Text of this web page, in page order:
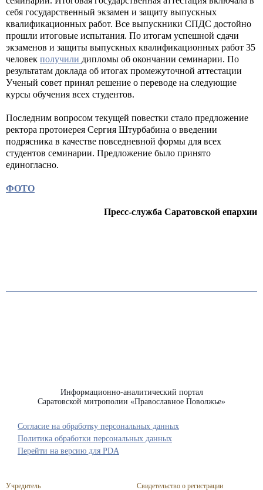
себя государственный экзамен и защиту выпускных
квалификационных работ. Все выпускники СПДС достойно
прошли итоговые испытания. По итогам успешной сдачи
экзаменов и защиты выпускных квалификационных работ 35
человек получили дипломы об окончании семинарии. По
результатам доклада об итогах промежуточной аттестации
Ученый совет принял решение о переводе на следующие
курсы обучения всех студентов.
Последним вопросом текущей повестки стало предложение
ректора протоиерея Сергия Штурбабина о введении
подрясника в качестве повседневной формы для всех
студентов семинарии. Предложение было принято
единогласно.
ФОТО
Пресс-служба Саратовской епархии
Информационно-аналитический портал
Саратовской митрополии «Православное Поволжье»
Учредитель Свидетельство о регистрации
Согласие на обработку персональных данных
Политика обработки персональных данных
Перейти на версию для PDA